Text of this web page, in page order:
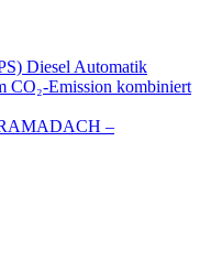
Diesel Automatik
CO₂-Emission kombiniert